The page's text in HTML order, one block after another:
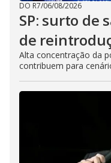
DO R7/06/08/2026
SP: surto de
de
Alta concentração da
contribuem para